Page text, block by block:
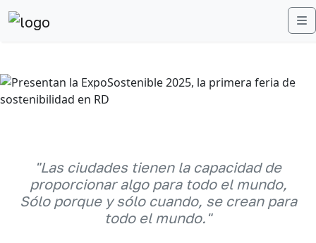
Anterior
"Las ciudades tienen la capacidad de
proporcionar algo para todo el mundo,
Sólo porque y sólo cuando, se crean para
todo el mundo."